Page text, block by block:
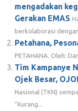
mengadakan
Gerakan EMAS
berkolaborasi
Petahana,
PETAHANA. Oleh:
Tim Kampanye
Ojek Besar,
Nasional (TKN)
“Kurang...